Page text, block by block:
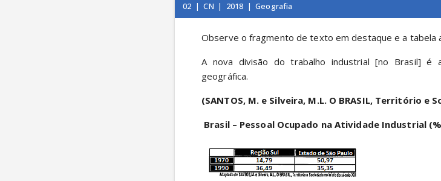
02 | CN | 2018 | Geografia
Observe o fragmento de texto em destaque e a tabela
A nova divisão do trabalho industrial [no Brasil] é
geográfica.
(SANTOS, M. e Silveira, M.L. O BRASIL, Território e
Brasil – Pessoal Ocupado na Atividade Industrial